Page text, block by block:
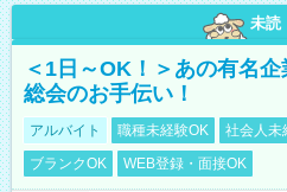
未読
＜1日～OK！＞あの有名
総会のお手伝い！
アルバイト 職種未経験OK 社会人未
ブランクOK
WEB登録・面接OK